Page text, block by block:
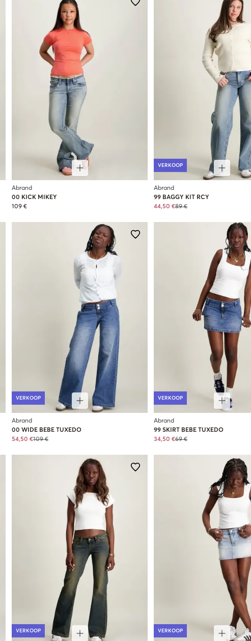
Abrand
00 KICK MIKEY
109 €
VERKOOP
Abrand
99 BAGGY KIT RCY
44,50 €89 €
VERKOOP
Abrand
00 WIDE BEBE TUXEDO
54,50 €109 €
VERKOOP
Abrand
99 SKIRT BEBE TUXEDO
34,50 €69 €
VERKOOP VERKOOP